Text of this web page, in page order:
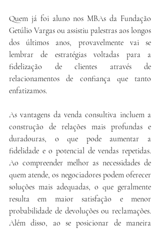
Quem já foi aluno nos MBAs da Fundação
Getúlio Vargas ou assistiu palestras aos longos
dos últimos anos, provavelmente vai se
lembrar de estratégias voltadas para a
fidelização de clientes através de
relacionamentos de confiança que tanto
enfatizamos.
As vantagens da venda consultiva incluem a
construção de relações mais profundas e
duradouras, o que pode aumentar a
fidelidade e o potencial de vendas repetidas.
Ao compreender melhor as necessidades de
quem atende, os negociadores podem oferecer
soluções mais adequadas, o que geralmente
resulta em maior satisfação e menor
probabilidade de devoluções ou reclamações.
Além disso, ao se posicionar de maneira